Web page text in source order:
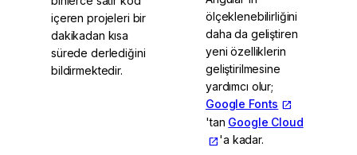
içeren projeleri bir
dakikadan kısa
sürede derlediğini
bildirmektedir.
ölçeklenebilirliğini
daha da geliştiren
yeni özelliklerin
geliştirilmesine
yardımcı olur;
Google Fonts
'tan Google Cloud
'a kadar.